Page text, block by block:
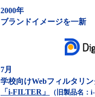
2000年
ブランドイメージを一新
7月
学校向けWebフィルタリ
「i-FILTER」
（旧製品名：